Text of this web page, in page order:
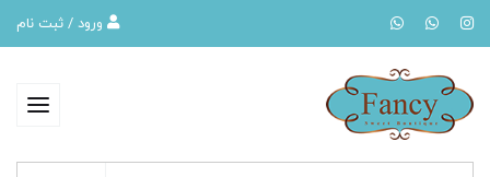
ورود / ثبت نام